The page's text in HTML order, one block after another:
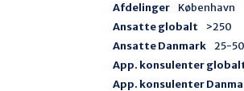
Afdelinger
København
Ansatte globalt
>250
Ansatte Danmark
25-50
App. konsulenter
App. konsulenter